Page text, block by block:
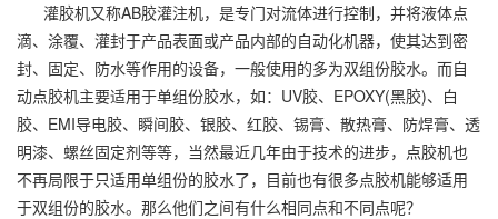
灌胶机又称AB胶灌注机，是专门对流体进行控制，并将液体点
滴、涂覆、灌封于产品表面或产品内部的自动化机器，使其达到密
封、固定、防水等作用的设备，一般使用的多为双组份胶水。而自
动点胶机主要适用于单组份胶水，如：UV胶、EPOXY(黑胶)、白
胶、EMI导电胶、瞬间胶、银胶、红胶、锡膏、散热膏、防焊膏、透
明漆、螺丝固定剂等等，当然最近几年由于技术的进步，点胶机也
不再局限于只适用单组份的胶水了，目前也有很多点胶机能够适用
于双组份的胶水。那么他们之间有什么相同点和不同点呢？